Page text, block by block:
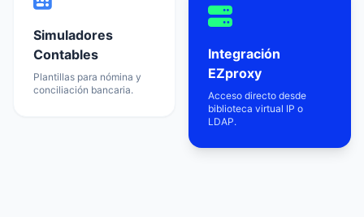
Simuladores
Contables
Plantillas para nómina y
conciliación bancaria.
Integración
EZproxy
Acceso directo desde
biblioteca virtual IP o
LDAP.